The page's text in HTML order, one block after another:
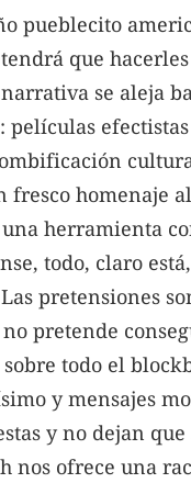
pueblecito
que
se aleja
fresco homenaje
herramienta
todo, claro
pretensiones
pretende
todo el
y mensajes
y no dejan
nos ofrece una